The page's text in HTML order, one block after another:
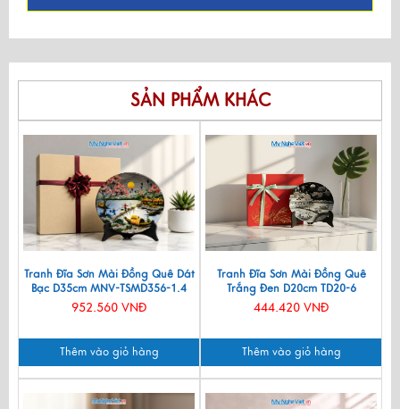
SẢN PHẨM KHÁC
Tranh Đĩa Sơn Mài Đồng Quê Dát
Bạc D35cm MNV-TSMD356-1.4
952.560 VNĐ
Thêm vào giỏ hàng
Tranh Đĩa Sơn Mài Đồng Quê
Trắng Đen D20cm TD20-6
444.420 VNĐ
Thêm vào giỏ hàng